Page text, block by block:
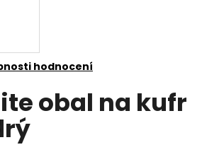
hodnocení
obal na kufr